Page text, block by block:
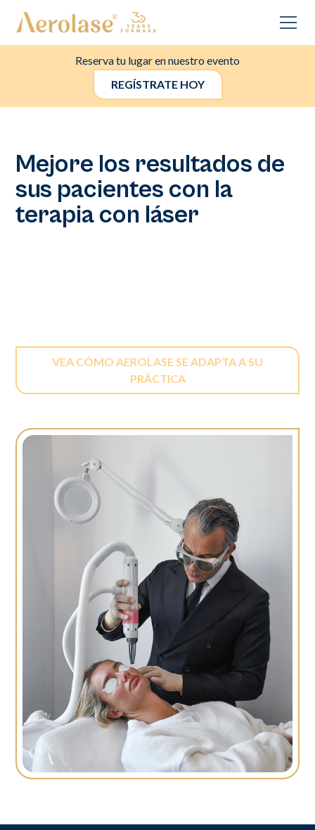
Reserva tu lugar en nuestro evento
REGÍSTRATE HOY
Mejore los resultados de
sus pacientes con la
terapia con láser
VEA CÓMO AEROLASE SE ADAPTA A SU
PRÁCTICA